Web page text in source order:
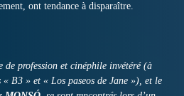
ont tendance à disparaître.
de profession et cinéphile invétéré (à
B3 » et « Los paseos de Jane »), et le